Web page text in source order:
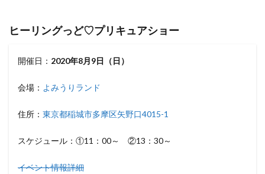
ヒーリングっど♡プリキュアショー
開催日： 2020年8月9日（日）
会場： よみうりランド
住所： 東京都稲城市多摩区矢野口4015-1
スケジュール：①11：00～ ②13：30～
イベント情報詳細